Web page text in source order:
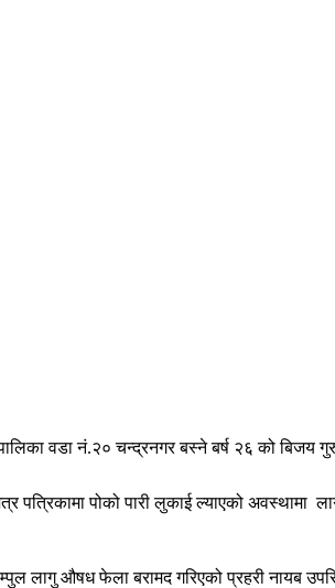
वडा नं.२० चन्द्रनगर बस्ने बर्ष २६ को बिजय
पोको पारी लुकाई ल्याएको अवस्थामा
लागु औषध फेला बरामद गरिएको प्रहरी नायब